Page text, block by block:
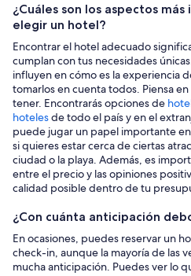
¿Cuáles son los aspectos
elegir un hotel?
Encontrar el hotel adecuado
cumplan con tus necesidades
influyen en cómo es la experiencia
tomarlos en cuenta todos. Piensa
tener. Encontrarás opciones de
hotelesde todo el país y en el
puede jugar un papel importante
si quieres estar cerca de ciertas
ciudad o la playa. Además, es
entre el precio y las opiniones
calidad posible dentro de tu
¿Con cuánta anticipación
En ocasiones, puedes reservar un
check-in, aunque la mayoría de las
mucha anticipación. Puedes ver lo